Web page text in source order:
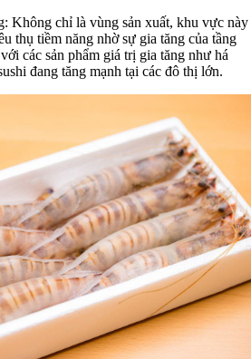
Không chỉ là vùng sản xuất, khu vực này
thụ tiềm năng nhờ sự gia tăng của tầng
các sản phẩm giá trị gia tăng như há
đang tăng mạnh tại các đô thị lớn.